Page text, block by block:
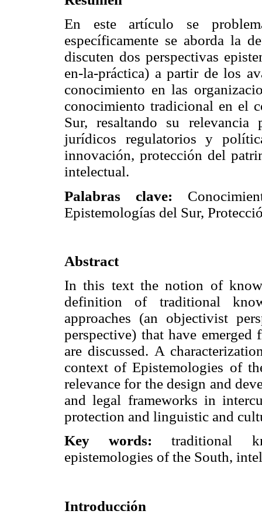
En este artículo se
específicamente se aborda la
discuten dos perspectivas
en-la-práctica) a partir de los
conocimiento en las
conocimiento tradicional en el
Sur, resaltando su
jurídicos regulatorios y
innovación, protección del
intelectual.
Palabras clave:
Epistemologías del Sur,
Abstract
In this text the notion of
definition of traditional
approaches (an objectivist
perspective) that have emerged
are discussed. A
context of Epistemologies of
relevance for the design and
and legal frameworks in
protection and linguistic and
Key words: traditional
epistemologies of the South,
Introducción